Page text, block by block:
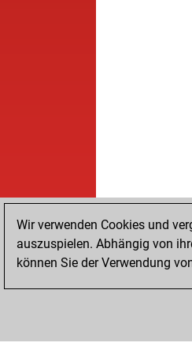
Wir verwenden Cookies und
auszuspielen. Abhängig von
können Sie der Verwendung